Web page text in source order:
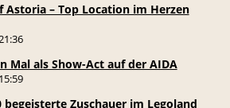
Astoria – Top Location im Herzen
Mal als Show-Act auf der AIDA
begeisterte Zuschauer im Legoland